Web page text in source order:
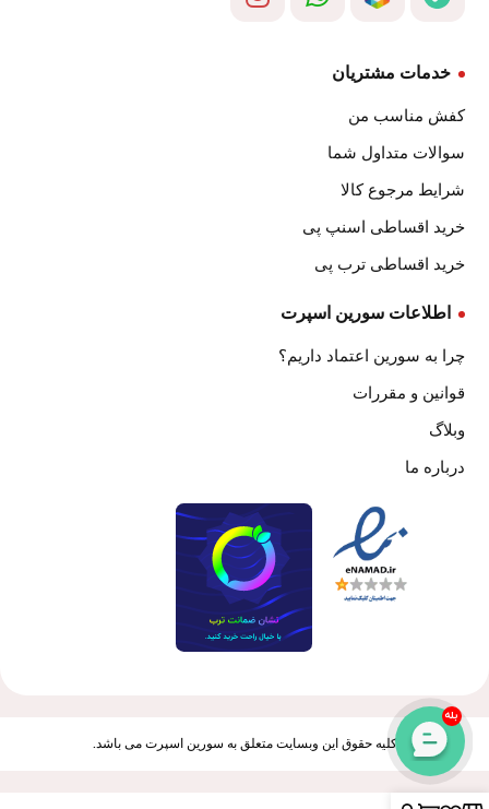
خدمات مشتریان
کفش مناسب من
سوالات متداول شما
شرایط مرجوع کالا
خرید اقساطی اسنپ پی
خرید اقساطی ترب پی
اطلاعات سورین اسپرت
چرا به سورین اعتماد داریم؟
قوانین و مقررات
وبلاگ
درباره ما
کلیه حقوق این وبسایت متعلق به سورین اسپرت می باشد.
بله